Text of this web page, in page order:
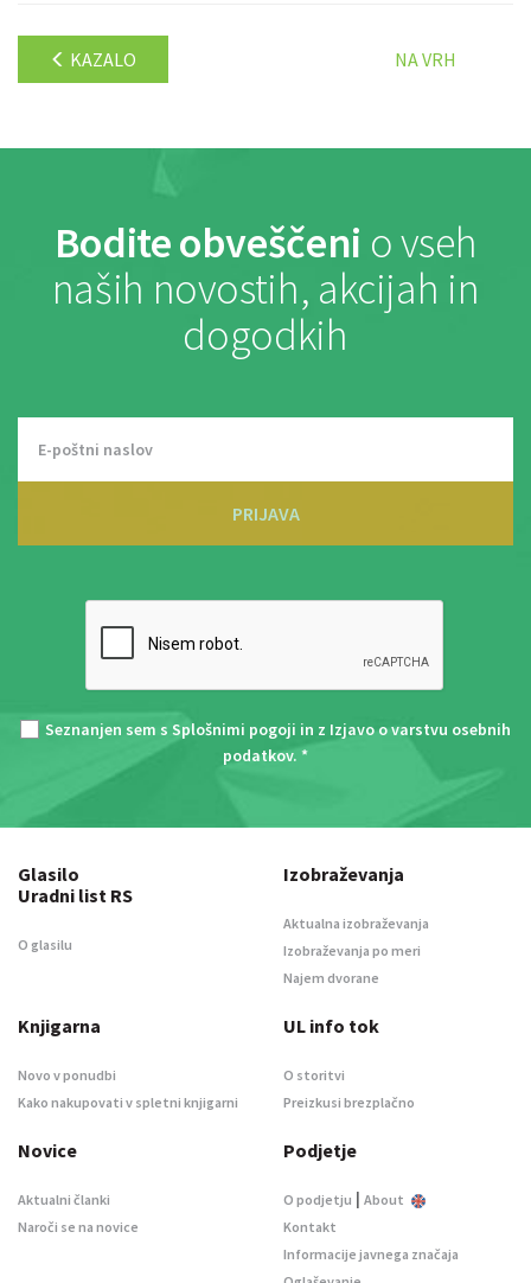
KAZALO NA VRH
Bodite obveščeni o vseh
naših novostih, akcijah in
dogodkih
PRIJAVA
Seznanjen sem s Splošnimi pogoji in z Izjavo o varstvu osebnih
podatkov. *
Glasilo
Uradni list RS
O glasilu
Izobraževanja
Aktualna izobraževanja
Izobraževanja po meri
Najem dvorane
Knjigarna
Novo v ponudbi
Kako nakupovati v spletni knjigarni
UL info tok
O storitvi
Preizkusi brezplačno
Novice
Aktualni članki
Naroči se na novice
Podjetje
O podjetju | About
Kontakt
Informacije javnega značaja